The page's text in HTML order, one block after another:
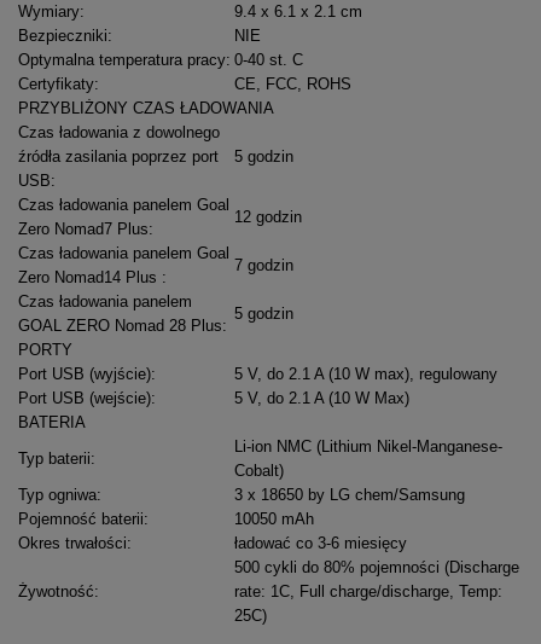
Wymiary:
9.4 x 6.1 x 2.1 cm
Bezpieczniki:
NIE
Optymalna temperatura pracy: 0-40 st. C
Certyfikaty:
CE, FCC, ROHS
PRZYBLIŻONY CZAS ŁADOWANIA
Czas ładowania z dowolnego
źródła zasilania poprzez port
USB:
5 godzin
Czas ładowania panelem Goal
Zero Nomad7 Plus:
12 godzin
Czas ładowania panelem Goal
Zero Nomad14 Plus :
7 godzin
Czas ładowania panelem
GOAL ZERO Nomad 28 Plus:
5 godzin
PORTY
Port USB (wyjście):
5 V, do 2.1 A (10 W max), regulowany
Port USB (wejście):
5 V, do 2.1 A (10 W Max)
BATERIA
Typ baterii:
Li-ion NMC (Lithium Nikel-Manganese-
Cobalt)
Typ ogniwa:
3 x 18650 by LG chem/Samsung
Pojemność baterii:
10050 mAh
Okres trwałości: ładować co 3-6 miesięcy
Żywotność:
500 cykli do 80% pojemności (Discharge
rate: 1C, Full charge/discharge, Temp:
25C)